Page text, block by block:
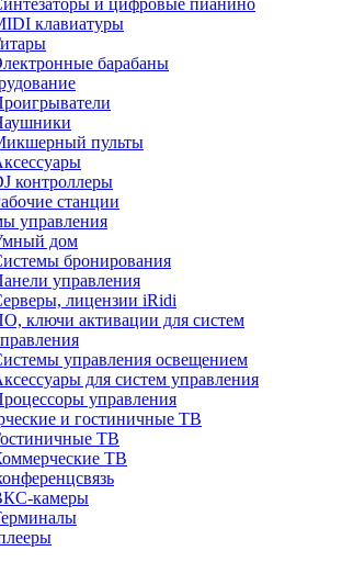
и цифровые пианино
клавиатуры
барабаны
пульты
контроллеры
станции
управления
дом
бронирования
управления
лицензии iRidi
ключи активации для систем
управления освещением
для систем управления
управления
и гостиничные ТВ
ТВ
ТВ
камеры